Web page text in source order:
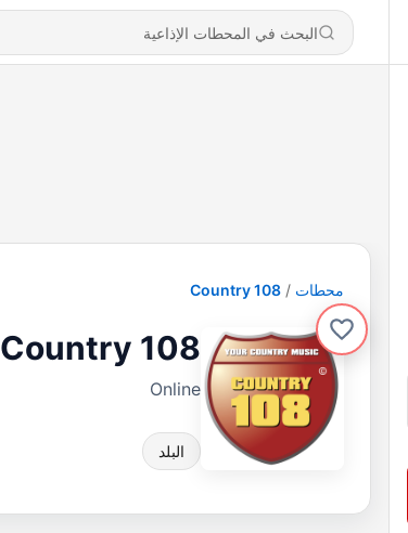
محطات Country 108
Country 108
Online
البلد